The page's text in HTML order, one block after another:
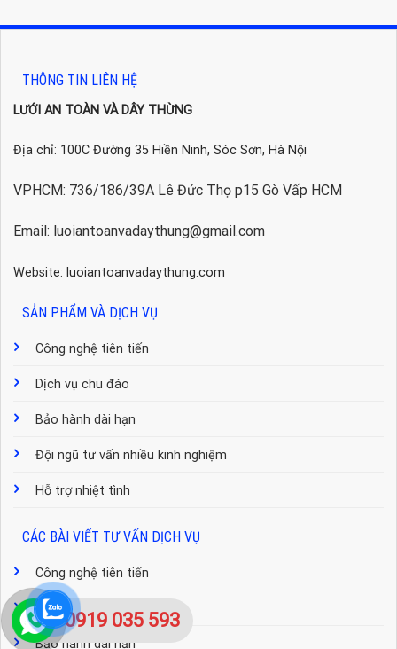
THÔNG TIN LIÊN HỆ
LƯỚI AN TOÀN VÀ DÂY THỪNG
Địa chỉ: 100C Đường 35 Hiền Ninh, Sóc Sơn, Hà Nội
VPHCM: 736/186/39A Lê Đức Thọ p15 Gò Vấp HCM
Email: luoiantoanvadaythung@gmail.com
Website: luoiantoanvadaythung.com
SẢN PHẨM VÀ DỊCH VỤ
Công nghệ tiên tiến
Dịch vụ chu đáo
Bảo hành dài hạn
Đội ngũ tư vấn nhiều kinh nghiệm
Hỗ trợ nhiệt tình
CÁC BÀI VIẾT TƯ VẤN DỊCH VỤ
Công nghệ tiên tiến
Dịch vụ chu đáo
Bảo hành dài hạn
0919 035 593